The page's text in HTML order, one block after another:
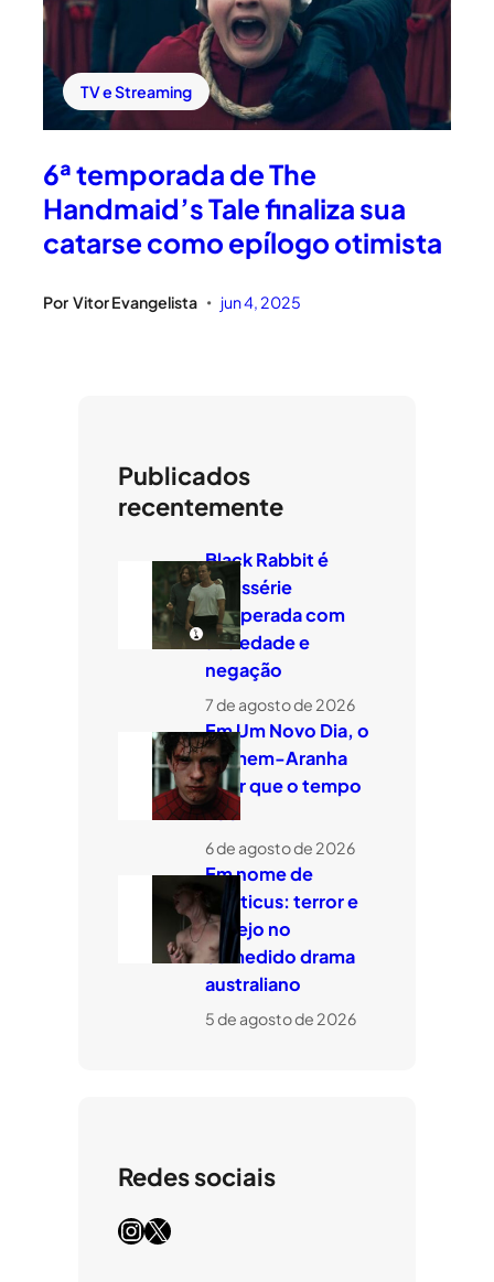
TV e Streaming
6ª temporada de The
Handmaid’s Tale finaliza sua
catarse como epílogo otimista
Por Vitor Evangelista • jun 4, 2025
Publicados
recentemente
Black Rabbit é
minissérie
temperada com
ansiedade e
negação
7 de agosto de 2026
Em Um Novo Dia, o
Homem-Aranha
quer que o tempo
voe
6 de agosto de 2026
Em nome de
Leviticus: terror e
desejo no
comedido drama
australiano
5 de agosto de 2026
Redes sociais
InstagramX